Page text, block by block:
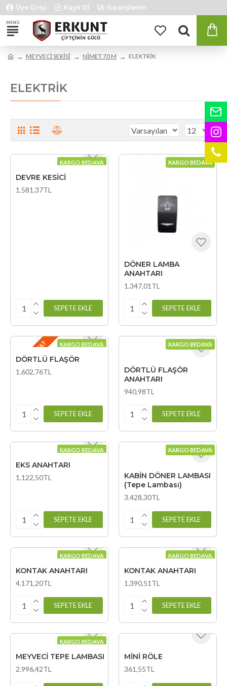
Üye Girişi Kayıt Ol Siparişlerim
MEYVECİ SERİSİ NİMET 70 M ELEKTRİK
ELEKTRİK
KARGO BEDAVA
DEVRE KESİCİ
1.581,37TL
SEPETE EKLE
KARGO BEDAVA
DÖNER LAMBA
ANAHTARI
1.347,01TL
SEPETE EKLE
KARGO BEDAVA
GEÇ TESLIMAT
DÖRTLÜ FLAŞÖR
1.602,76TL
SEPETE EKLE
KARGO BEDAVA
DÖRTLÜ FLAŞÖR
ANAHTARI
940,98TL
SEPETE EKLE
KARGO BEDAVA
EKS ANAHTARI
1.122,50TL
SEPETE EKLE
KARGO BEDAVA
KABİN DÖNER LAMBASI
(Tepe Lambası)
3.428,30TL
SEPETE EKLE
KARGO BEDAVA
KONTAK ANAHTARI
4.171,20TL
SEPETE EKLE
KARGO BEDAVA
KONTAK ANAHTARI
1.390,51TL
SEPETE EKLE
KARGO BEDAVA
MEYVECİ TEPE LAMBASI
2.996,42TL
MİNİ RÖLE
361,55TL